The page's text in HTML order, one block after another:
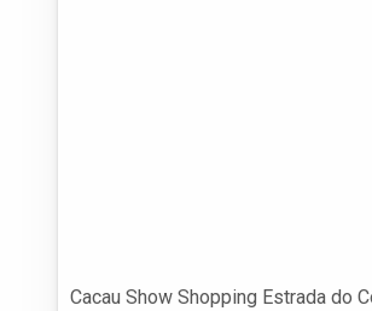
Cacau Show Shopping Estrada do